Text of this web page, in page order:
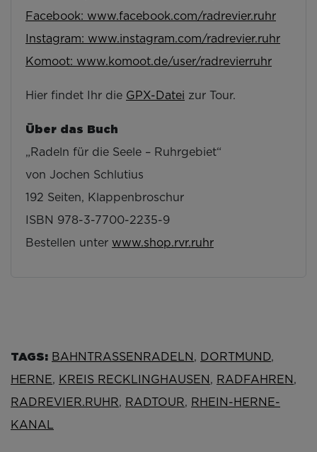
Facebook: www.facebook.com/radrevier.ruhr
Instagram: www.instagram.com/radrevier.ruhr
Komoot: www.komoot.de/user/radrevierruhr
Hier findet Ihr die GPX-Datei zur Tour.
Über das Buch
„Radeln für die Seele – Ruhrgebiet“
von Jochen Schlutius
192 Seiten, Klappenbroschur
ISBN 978-3-7700-2235-9
Bestellen unter www.shop.rvr.ruhr
TAGS: BAHNTRASSENRADELN , DORTMUND,
HERNE, KREIS RECKLINGHAUSEN , RADFAHREN ,
RADREVIER.RUHR, RADTOUR, RHEIN-HERNE-
KANAL